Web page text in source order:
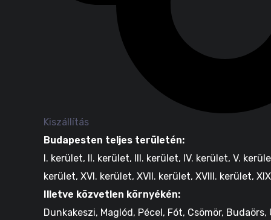
Kiszállítás
Budapesten teljes területén:
I. kerület, II. kerület, III. kerület, IV. kerület, V.
kerület, XVI. kerület, XVII. kerület, XVIII. kerület,
Illetve közvetlen környékén:
Dunkakeszi, Maglód, Pécel, Fót, Csömör,